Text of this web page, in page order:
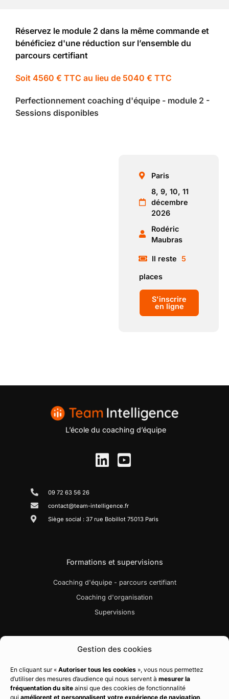
Gestion des cookies
En cliquant sur « Autoriser tous les cookies », vous nous permettez
d’utiliser des mesures d’audience qui nous servent à mesurer la
fréquentation du site ainsi que des cookies de fonctionnalité
qui améliorent et personnalisent votre expérience de navigation.
Réservez le module 2 dans la même commande et
bénéficiez d'une réduction sur l’ensemble du
parcours certifiant
Soit 4560 € TTC au lieu de 5040 € TTC
Perfectionnement coaching d'équipe - module 2 -
Sessions disponibles
Paris
8, 9, 10, 11
décembre
2026
Rodéric
Maubras
Il reste 5
places
S'inscrire
en ligne
L’école du coaching d’équipe
09 72 63 56 26
contact@team-intelligence.fr
Siège social : 37 rue Bobillot 75013 Paris
Formations et supervisions
Coaching d'équipe - parcours certifiant
Coaching d'organisation
Supervisions
Liens utiles
Bibliographie
Charte qualité
Règlement intérieur